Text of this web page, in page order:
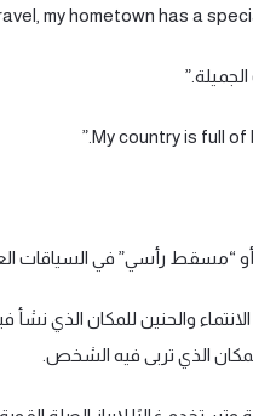
أو “مسقط رأسي” في السياقات
والحنين للمكان الذي
الذي تربى فيه الشخص.